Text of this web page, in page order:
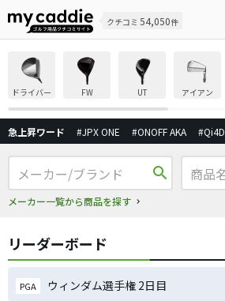
クチコミ 54,050件
ドライバー FW UT アイアン
急上昇ワード #JPX ONE #ONOFF AKA #Qi4D
search
メーカー一覧から商品を探す
リーダーボード
PGA ウィンダム選手権 2日目